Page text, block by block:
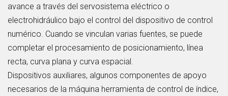
avance a través del servosistema eléctrico o
electrohidráulico bajo el control del dispositivo de control
numérico. Cuando se vinculan varias fuentes, se puede
completar el procesamiento de posicionamiento, línea
recta, curva plana y curva espacial.
Dispositivos auxiliares, algunos componentes de apoyo
necesarios de la máquina herramienta de control de índice,